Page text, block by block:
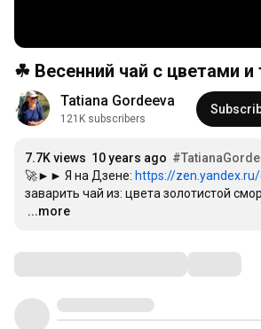
☘ Весенний чай с цветами и
Tatiana Gordeeva
121K subscribers
7.7K views 10 years ago
🚀►► Я на Дзене: https://
…
...more